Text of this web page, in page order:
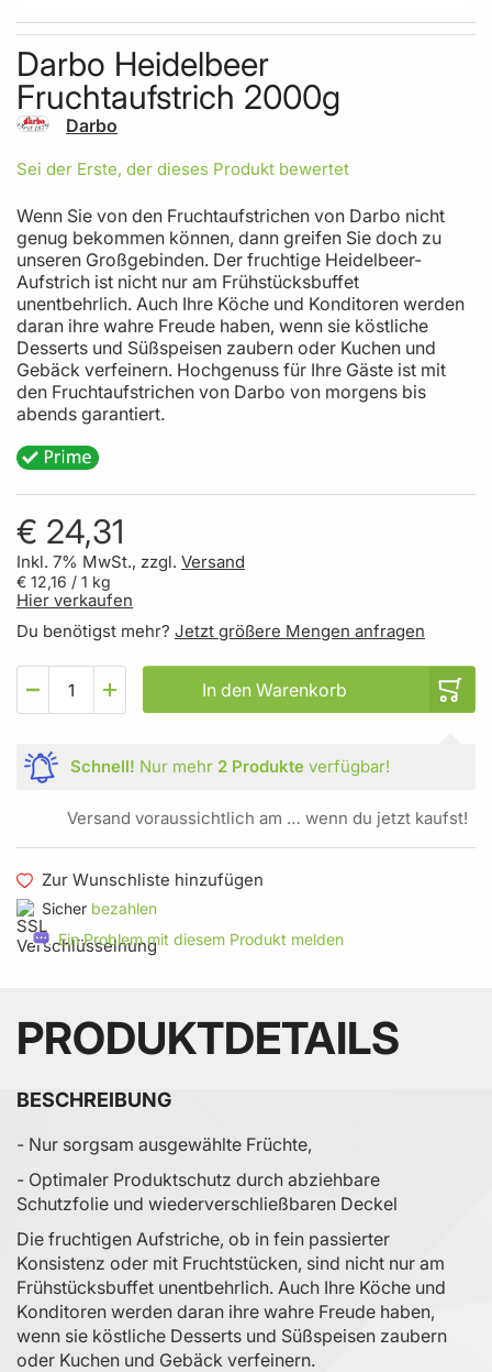
Skip to the beginning of the images gallery
Darbo Heidelbeer
Fruchtaufstrich 2000g
Darbo
Sei der Erste, der dieses Produkt bewertet
Wenn Sie von den Fruchtaufstrichen von Darbo nicht
genug bekommen können, dann greifen Sie doch zu
unseren Großgebinden. Der fruchtige Heidelbeer-
Aufstrich ist nicht nur am Frühstücksbuffet
unentbehrlich. Auch Ihre Köche und Konditoren werden
daran ihre wahre Freude haben, wenn sie köstliche
Desserts und Süßspeisen zaubern oder Kuchen und
Gebäck verfeinern. Hochgenuss für Ihre Gäste ist mit
den Fruchtaufstrichen von Darbo von morgens bis
abends garantiert.
€ 24,31
Inkl. 7% MwSt., zzgl. Versand
€ 12,16 / 1 kg
Hier verkaufen
Du benötigst mehr? Jetzt größere Mengen anfragen
In den Warenkorb
Schnell! Nur mehr 2 Produkteverfügbar!
Versand voraussichtlich am … wenn du jetzt kaufst!
Zur Wunschliste hinzufügen
Sicher bezahlen
Ein Problem mit diesem Produkt melden
PRODUKTDETAILS
BESCHREIBUNG
- Nur sorgsam ausgewählte Früchte,
- Optimaler Produktschutz durch abziehbare
Schutzfolie und wiederverschließbaren Deckel
Die fruchtigen Aufstriche, ob in fein passierter
Konsistenz oder mit Fruchtstücken, sind nicht nur am
Frühstücksbuffet unentbehrlich. Auch Ihre Köche und
Konditoren werden daran ihre wahre Freude haben,
wenn sie köstliche Desserts und Süßspeisen zaubern
oder Kuchen und Gebäck verfeinern.